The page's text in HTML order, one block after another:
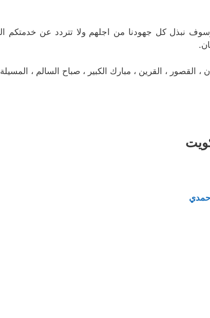
وسوف نبذل كل جهودنا من اجلهم ولا تتردد عن خدمتكم
القصور ، القرين ، مبارك الكبير ، صباح السالم ،